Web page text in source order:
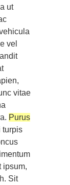
ut
vel
vitae
Purus
turpis
ipsum,
Sit